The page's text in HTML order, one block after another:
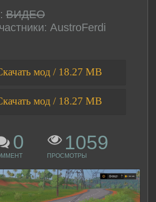
ВИДЕО
AustroFerdi
мод / 18.27 MB
мод / 18.27 MB
0 1059
ПРОСМОТРЫ